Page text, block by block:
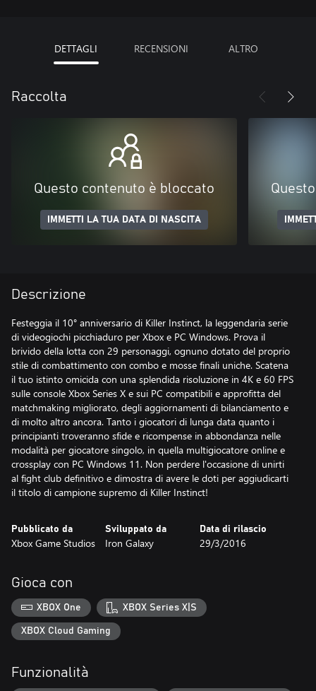
DETTAGLI RECENSIONI ALTRO
Raccolta
Questo contenuto è bloccato
IMMETTI LA TUA DATA DI NASCITA
Descrizione
Festeggia il 10° anniversario di Killer Instinct, la leggendaria serie
di videogiochi picchiaduro per Xbox e PC Windows. Prova il
brivido della lotta con 29 personaggi, ognuno dotato del proprio
stile di combattimento con combo e mosse finali uniche. Scatena
il tuo istinto omicida con una splendida risoluzione in 4K e 60 FPS
sulle console Xbox Series X e sui PC compatibili e approfitta del
matchmaking migliorato, degli aggiornamenti di bilanciamento e
di molto altro ancora. Tanto i giocatori di lunga data quanto i
principianti troveranno sfide e ricompense in abbondanza nelle
modalità per giocatore singolo, in quella multigiocatore online e
crossplay con PC Windows 11. Non perdere l'occasione di unirti
al fight club definitivo e dimostra di avere le doti per aggiudicarti
il titolo di campione supremo di Killer Instinct!
Pubblicato da
Xbox Game Studios
Sviluppato da
Iron Galaxy
Data di rilascio
29/3/2016
Gioca con
XBOX One XBOX Series X|S
XBOX Cloud Gaming
Funzionalità